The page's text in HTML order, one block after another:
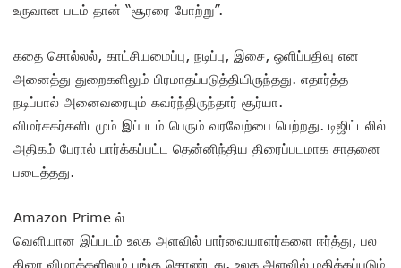
உருவான படம் தான் “சூரரை போற்று”.
கதை சொல்லல், காட்சியமைப்பு, நடிப்பு, இசை, ஒளிப்பதிவு என
அனைத்து துறைகளிலும் பிரமாதப்படுத்தியிருந்தது. எதார்த்த
நடிப்பால் அனைவரையும் கவர்ந்திருந்தார் சூர்யா.
விமர்சகர்களிடமும் இப்படம் பெரும் வரவேற்பை பெற்றது. டிஜிட்டலில்
அதிகம் பேரால் பார்க்கப்பட்ட தென்னிந்திய திரைப்படமாக சாதனை
படைத்தது.
Amazon Prime ல்
வெளியான இப்படம் உலக அளவில் பார்வையாளர்களை ஈர்த்து, பல
திரை விழாக்களிலும் பங்கு கொண்டது. உலக அளவில் மதிக்கப்படும்